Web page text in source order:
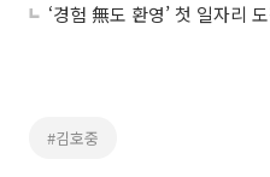
‘경험 無도 환영’ 첫 일자리
#김호중